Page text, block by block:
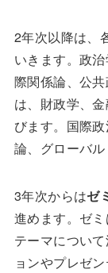
2年次以降は、
いきます。政
際関係論、公
は、財政学、
びます。国際
論、グローバル
3年次からはゼ
進めます。ゼ
テーマについ
ョンやプレゼ